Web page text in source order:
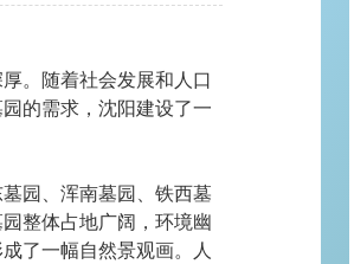
。随着社会发展和人口
的需求，沈阳建设了一
墓园、浑南墓园、铁西墓
整体占地广阔，环境幽
了一幅自然景观画。人